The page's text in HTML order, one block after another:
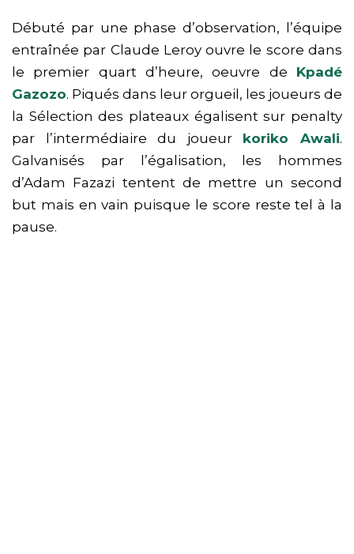
Débuté par une phase d’observation, l’équipe
entraînée par Claude Leroy ouvre le score dans
le premier quart d’heure, oeuvre de Kpadé
Gazozo. Piqués dans leur orgueil, les joueurs de
la Sélection des plateaux égalisent sur penalty
par l’intermédiaire du joueur koriko Awali.
Galvanisés par l’égalisation, les hommes
d’Adam Fazazi tentent de mettre un second
but mais en vain puisque le score reste tel à la
pause.